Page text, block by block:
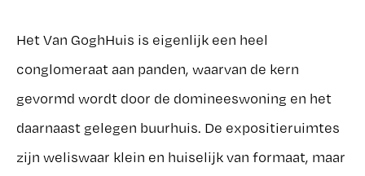
Het Van GoghHuis is eigenlijk een heel
conglomeraat aan panden, waarvan de kern
gevormd wordt door de domineeswoning en het
daarnaast gelegen buurhuis. De expositieruimtes
zijn weliswaar klein en huiselijk van formaat, maar